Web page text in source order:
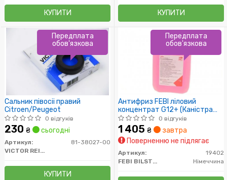
КУПИТИ КУПИТИ
Сальник півосіі правий
Citroen/Peugeot
0 відгуків
230 ₴ сьогодні
Артикул:
81-38027-00
VICTOR REINZ
КУПИТИ
Передплата
обов'язкова
Антифриз FEBI ліловий
концентрат G12+ (Каністра
5л))
0 відгуків
1 405 ₴
завтра
Поверненню не підлягає
Артикул:
19402
FEBI BILSTEIN
Німеччина
Передплата
обов'язкова